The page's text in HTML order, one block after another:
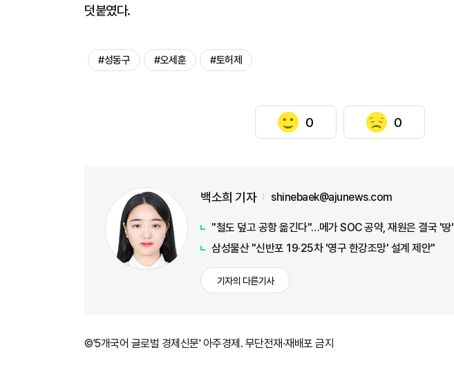
덧붙였다.
#성동구 #오세훈 #토허제
0 0
백소희 기자 shinebaek@ajunews.com
"철도 덮고 공항 옮긴다"…메가 SOC 공약, 재원은 결국 '땅'
삼성물산 "신반포 19·25차 '영구 한강조망' 설계 제안"
기자의 다른기사
©'5개국어 글로벌 경제신문' 아주경제. 무단전재·재배포 금지